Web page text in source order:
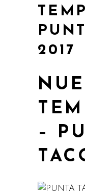
2017
–